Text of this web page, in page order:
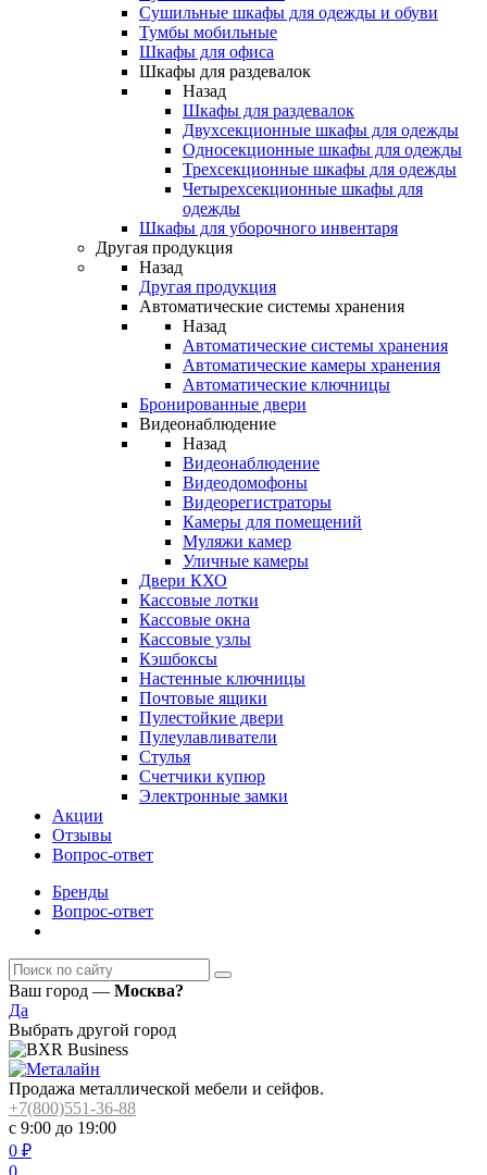
Сушильные шкафы для одежды и обуви
Тумбы мобильные
Шкафы для офиса
Шкафы для раздевалок
Назад
Шкафы для раздевалок
Двухсекционные шкафы для одежды
Односекционные шкафы для одежды
Трехсекционные шкафы для одежды
Четырехсекционные шкафы для
одежды
Шкафы для уборочного инвентаря
Другая продукция
Назад
Другая продукция
Автоматические системы хранения
Назад
Автоматические системы хранения
Автоматические камеры хранения
Автоматические ключницы
Бронированные двери
Видеонаблюдение
Назад
Видеонаблюдение
Видеодомофоны
Видеорегистраторы
Камеры для помещений
Муляжи камер
Уличные камеры
Двери КХО
Кассовые лотки
Кассовые окна
Кассовые узлы
Кэшбоксы
Настенные ключницы
Почтовые ящики
Пулестойкие двери
Пулеулавливатели
Стулья
Счетчики купюр
Электронные замки
Акции
Отзывы
Вопрос-ответ
Бренды
Вопрос-ответ
Ваш город — Москва?
Да
Выбрать другой город
Продажа металлической мебели и сейфов.
+7(800)551-36-88
с 9:00 до 19:00
0 ₽
0